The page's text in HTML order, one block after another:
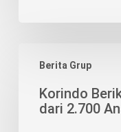
Berita Grup
Berikan
BeasiswaKorindo
dari 2.700